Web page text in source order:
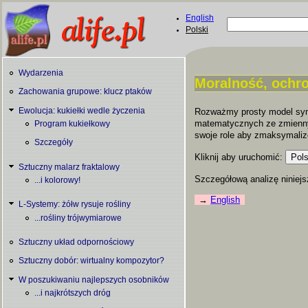
Skip to main content
English
Polski
Formularz
Wydarzenia
Zachowania grupowe: klucz ptaków
Ewolucja: kukiełki wedle życzenia
Program kukiełkowy
Szczegóły
Sztuczny malarz fraktalowy
...i kolorowy!
L-Systemy: żółw rysuje rośliny
...rośliny trójwymiarowe
Sztuczny układ odpornościowy
Sztuczny dobór: wirtualny kompozytor?
W poszukiwaniu najlepszych osobników
...i najkrótszych dróg
Moralność,
Rozważmy prosty model
matematycznych ze
swoje role aby
Kliknij aby uruchomić:
Szczegółową analizę
English